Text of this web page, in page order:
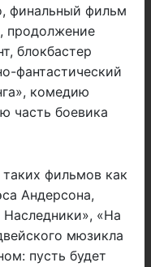
финальный фильм
продолжение
блокбастер
фантастический
комедию
часть боевика
фильмов как
Андерсона,
«На
мюзикла
пусть будет